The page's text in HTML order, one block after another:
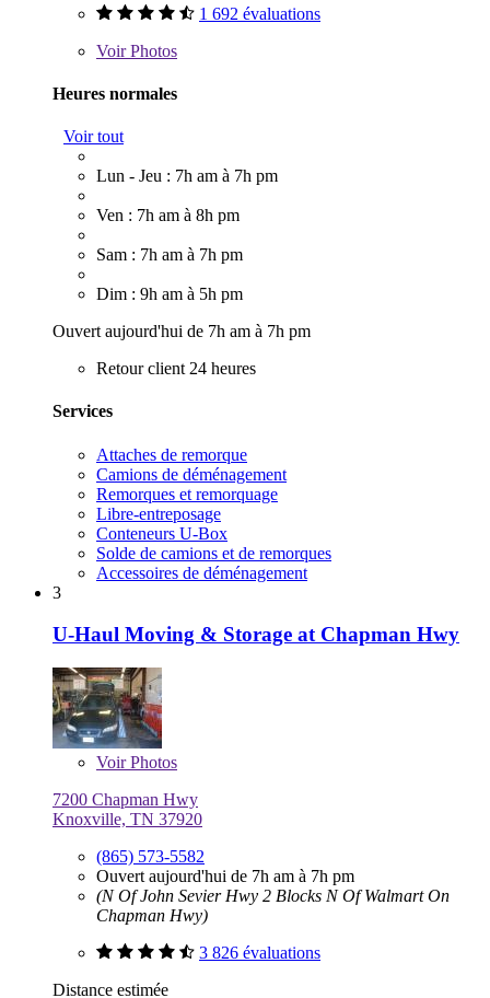
1 692 évaluations
VoirPhotos
Heures normales
Voir tout
Lun - Jeu : 7h am à 7h pm
Ven : 7h am à 8h pm
Sam : 7h am à 7h pm
Dim : 9h am à 5h pm
Ouvert aujourd'hui de 7h am à 7h pm
Retour client 24 heures
Services
Attaches de remorque
Camions de déménagement
Remorques et remorquage
Libre-entreposage
Conteneurs U-Box
Solde de camions et de remorques
Accessoires de déménagement
3
U-Haul Moving & Storage at Chapman Hwy
VoirPhotos
7200 Chapman Hwy
Knoxville, TN 37920
(865) 573-5582
Ouvert aujourd'hui de 7h am à 7h pm
(N Of John Sevier Hwy 2 Blocks N Of Walmart On
Chapman Hwy)
3 826 évaluations
Distance estimée